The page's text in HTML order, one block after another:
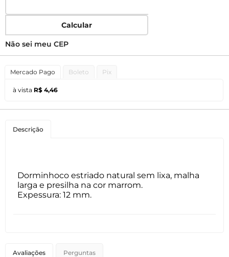
Calcular
Não sei meu CEP
Mercado Pago Boleto Pix
à vista R$ 4,46
Descrição
Dorminhoco estriado natural sem lixa, malha
larga e presilha na cor marrom.
Expessura: 12 mm.
Avaliações Perguntas